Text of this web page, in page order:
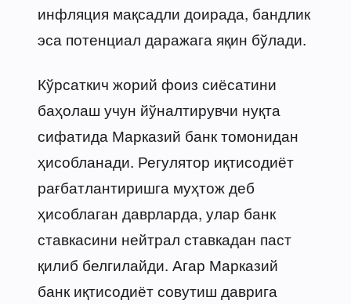
инфляция мақсадли доирада, бандлик
эса потенциал даражага яқин бўлади.
Кўрсаткич жорий фоиз сиёсатини
баҳолаш учун йўналтирувчи нуқта
сифатида Марказий банк томонидан
ҳисобланади. Регулятор иқтисодиёт
рағбатлантиришга муҳтож деб
ҳисоблаган даврларда, улар банк
ставкасини нейтрал ставкадан паст
қилиб белгилайди. Агар Марказий
банк иқтисодиёт совутиш даврига